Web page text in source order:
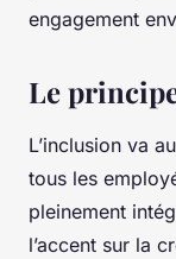
engagement
Le
L’inclusion va
tous les
pleinement
l’accent sur la